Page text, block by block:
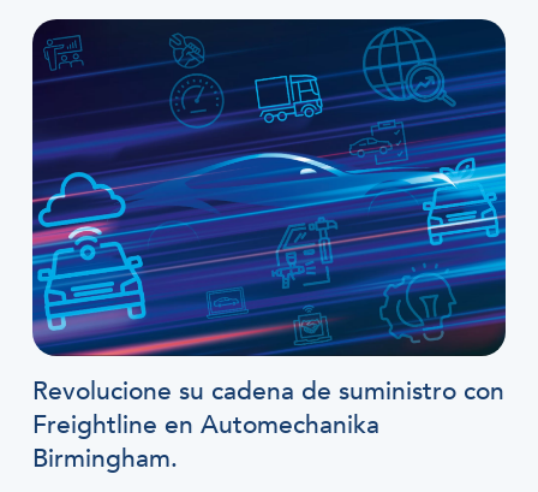
Revolucione su cadena de suministro con
Freightline en Automechanika
Birmingham.